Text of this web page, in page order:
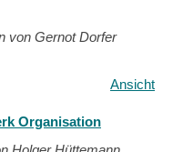
von Gernot Dorfer
Ansicht
Organisation